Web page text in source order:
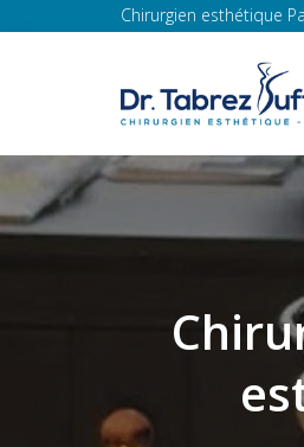
Chirurgien esthétique